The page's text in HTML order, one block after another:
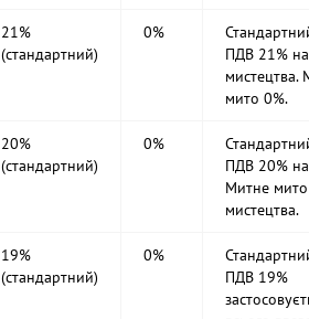
21%
(стандартний)
0%
ПДВ 21% на
мистецтва.
мито 0%.
20%
(стандартний)
0%
ПДВ 20% на
Митне
мистецтва.
19%
(стандартний)
0%
ПДВ 19%